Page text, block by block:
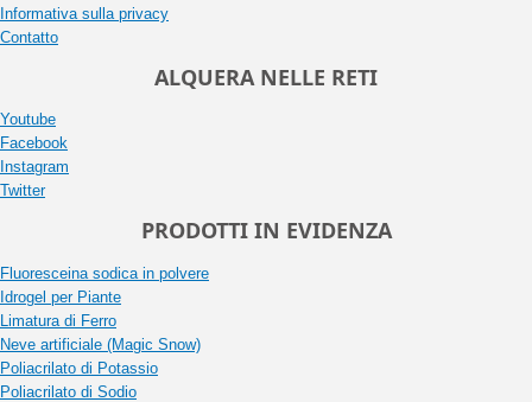
Informativa sulla privacy
Contatto
ALQUERA NELLE RETI
Youtube
Facebook
Instagram
Twitter
PRODOTTI IN EVIDENZA
Fluoresceina sodica in polvere
Idrogel per Piante
Limatura di Ferro
Neve artificiale (Magic Snow)
Poliacrilato di Potassio
Poliacrilato di Sodio